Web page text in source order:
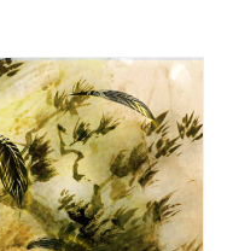
ん）」である天狗を
ました！どうぞご覧く